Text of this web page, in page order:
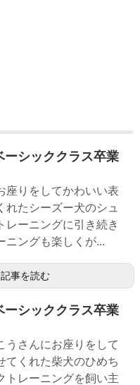
シッククラス卒業
座りをしてかわいい表
れたシーズー犬のシュ
レーニングに引き続き
ニングも楽しくが...
記事を読む
シッククラス卒業
うさんにお座りをして
てくれた柴犬のひめち
トレーニングを飼い主